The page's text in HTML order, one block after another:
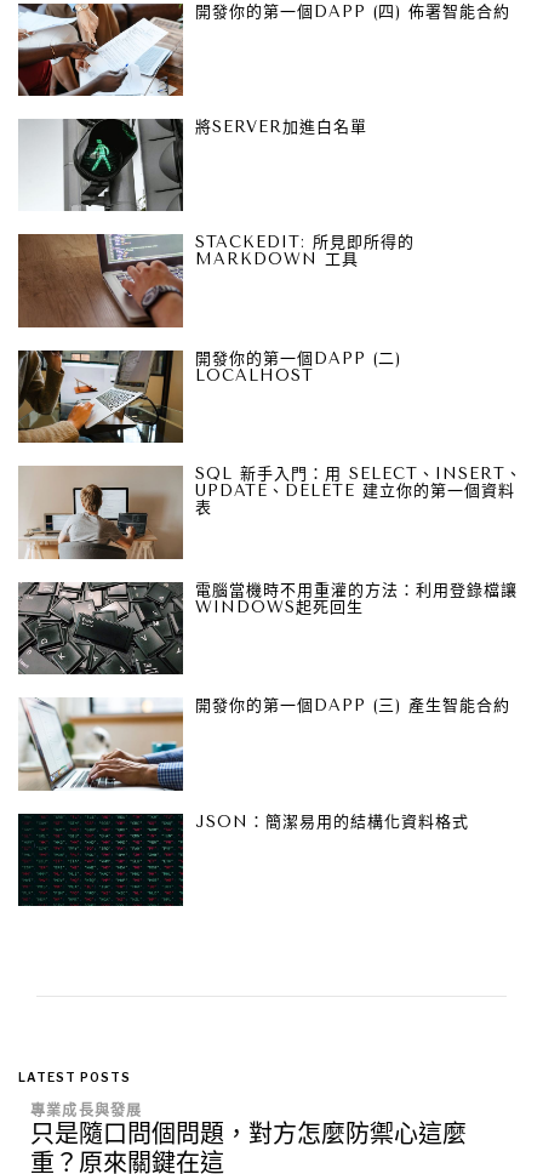
開發你的第一個DAPP (四) 佈署智能合約
將SERVER加進白名單
STACKEDIT: 所見即所得的
MARKDOWN 工具
開發你的第一個DAPP (二)
LOCALHOST
SQL 新手入門：用 SELECT、INSERT、
UPDATE、DELETE 建立你的第一個資料
表
電腦當機時不用重灌的方法：利用登錄檔讓
WINDOWS起死回生
開發你的第一個DAPP (三) 產生智能合約
JSON：簡潔易用的結構化資料格式
LATEST POSTS
專業成長與發展
只是隨口問個問題，對方怎麼防禦心這麼
重？原來關鍵在這